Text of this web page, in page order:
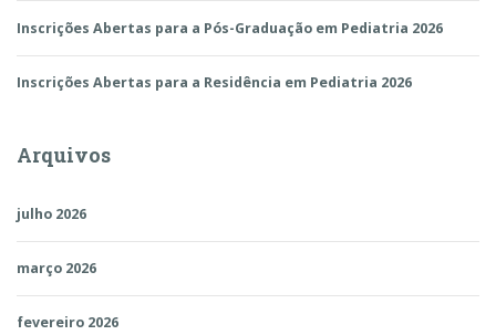
Inscrições Abertas para a Pós-Graduação em Pediatria 2026
Inscrições Abertas para a Residência em Pediatria 2026
Arquivos
julho 2026
março 2026
fevereiro 2026